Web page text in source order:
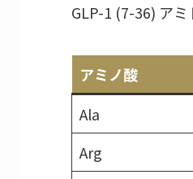
GLP-1 (7-36) ア
アミノ酸
Ala
Arg